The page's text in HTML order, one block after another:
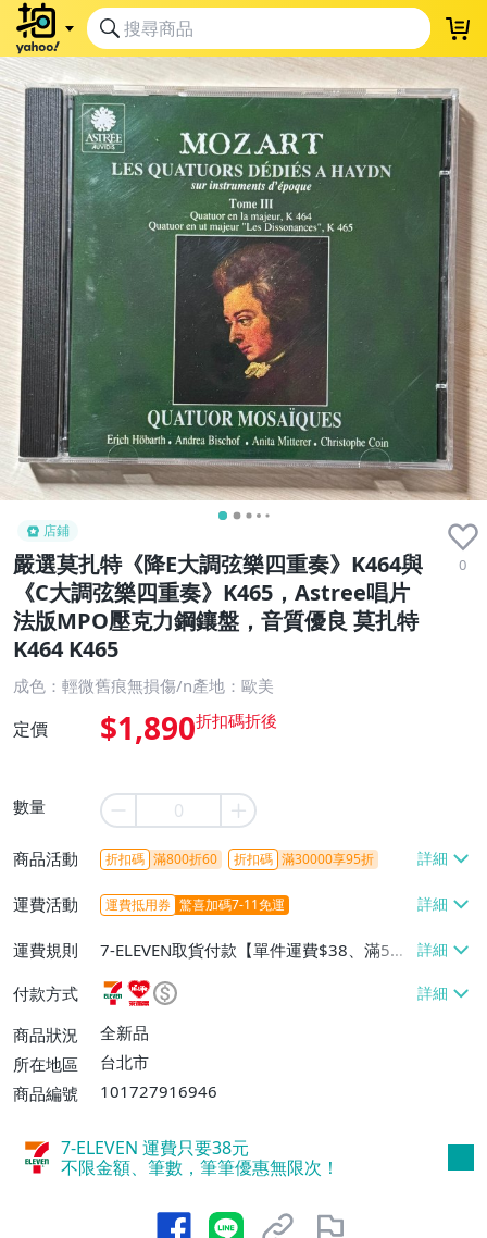
店鋪
嚴選莫扎特《降E大調弦樂四重奏》K464與
《C大調弦樂四重奏》K465，Astree唱片
法版MPO壓克力鋼鑲盤，音質優良 莫扎特
K464 K465
0
成色：輕微舊痕無損傷/n產地：歐美
定價 $1,890
數量
商品活動 折扣碼 滿800折60 折扣碼 滿30000享95折
運費活動 運費抵用券 驚喜加碼7-11免運
運費規則
7-ELEVEN取貨付款【單件運費$38、滿5件
或消費滿$1298免運費】、7-ELEVEN取貨
不付款【免運費】、萊爾富取貨付款【單件
運費$60、滿5件或消費滿$1298免運
費】、宅配/貨運【單件運費$120、滿5件
付款方式
商品狀況
全新品
所在地區
台北市
商品編號
101727916946
7-ELEVEN 運費只要38元
不限金額、筆數，筆筆優惠無限次！